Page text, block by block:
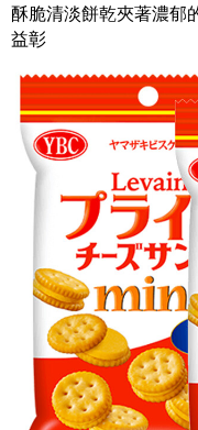
酥脆清淡餅乾夾著濃郁
益彰